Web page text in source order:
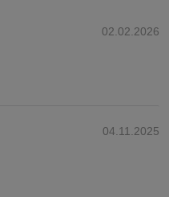
02.02.2026
04.11.2025